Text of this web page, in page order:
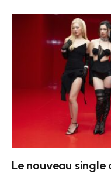
Le nouveau single